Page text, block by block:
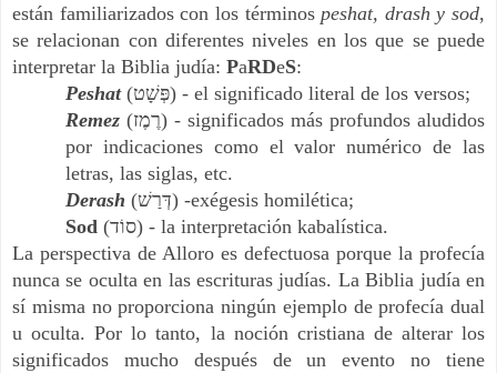
están familiarizados con los términos peshat, drash y sod,
se relacionan con diferentes niveles en los que se puede
interpretar la Biblia judía: PaRDeS:
Peshat
(פְּשָׁט) - el significado literal de los versos;
Remez (רֶמֶז) - significados más profundos aludidos
por indicaciones como el valor numérico de las
letras, las siglas, etc.
Derash
(דְּרַשׁ) -exégesis homilética;
Sod
(סוֹד) - la interpretación kabalística.
La perspectiva de Alloro es defectuosa porque la profecía
nunca se oculta en las escrituras judías. La Biblia judía en
sí misma no proporciona ningún ejemplo de profecía dual
u oculta. Por lo tanto, la noción cristiana de alterar los
significados mucho después de un evento no tiene